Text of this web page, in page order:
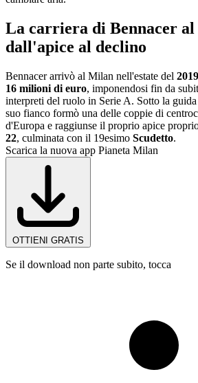
La carriera di Bennacer
dall'apice al declino
Bennacer arrivò al Milan nell'estate del 2019
16 milioni di euro, imponendosi fin da
interpreti del ruolo in Serie A. Sotto la
suo fianco formò una delle coppie di
d'Europa e raggiunse il proprio apice
22, culminata con il 19esimo Scudetto.
Scarica la nuova app Pianeta Milan
OTTIENI GRATIS
Se il download non parte subito, tocca